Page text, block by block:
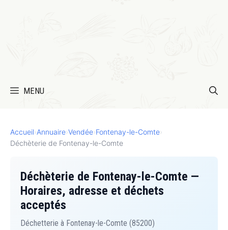
MENU
Accueil›Annuaire›Vendée›Fontenay-le-Comte›
Déchèterie de Fontenay-le-Comte
Déchèterie de Fontenay-le-Comte —
Horaires, adresse et déchets
acceptés
Déchetterie à Fontenay-le-Comte (85200)